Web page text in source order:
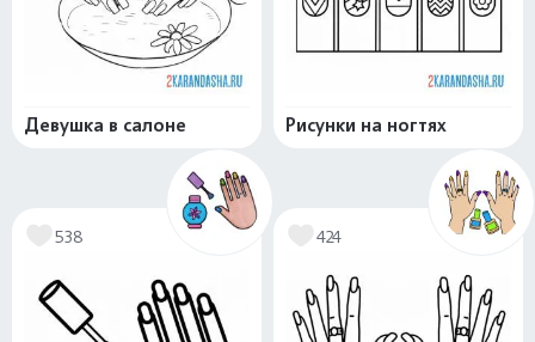
Девушка в салоне Рисунки на ногтях
538 424